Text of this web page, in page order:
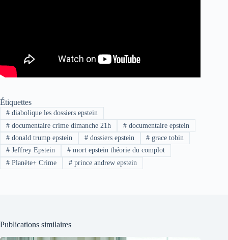
Étiquettes
#diabolique les dossiers epstein
#documentaire crime dimanche 21h #documentaire epstein
#donald trump epstein #dossiers epstein # grace tobin
#Jeffrey Epstein #mort epstein théorie du complot
#Planète+ Crime #prince andrew epstein
Publications similaires